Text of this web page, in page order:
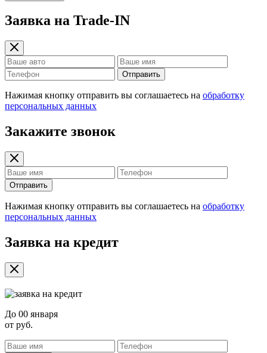
Заявка на Trade-IN
Отправить
Нажимая кнопку отправить вы соглашаетесь на обработку
персональных данных
Закажите звонок
Отправить
Нажимая кнопку отправить вы соглашаетесь на обработку
персональных данных
Заявка на кредит
До 00 января
от руб.